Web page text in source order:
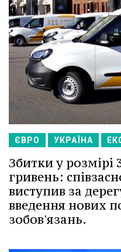
ЄВРО УКРАЇНА
Збитки у розмірі
гривень:
виступив за
введення нових
зобов'язань.